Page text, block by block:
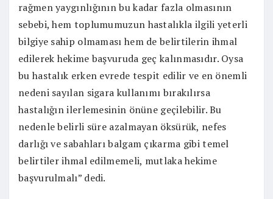
rağmen yaygınlığının bu kadar fazla olmasının
sebebi, hem toplumumuzun hastalıkla ilgili yeterli
bilgiye sahip olmaması hem de belirtilerin ihmal
edilerek hekime başvuruda geç kalınmasıdır. Oysa
bu hastalık erken evrede tespit edilir ve en önemli
nedeni sayılan sigara kullanımı bırakılırsa
hastalığın ilerlemesinin önüne geçilebilir. Bu
nedenle belirli süre azalmayan öksürük, nefes
darlığı ve sabahları balgam çıkarma gibi temel
belirtiler ihmal edilmemeli, mutlaka hekime
başvurulmalı” dedi.